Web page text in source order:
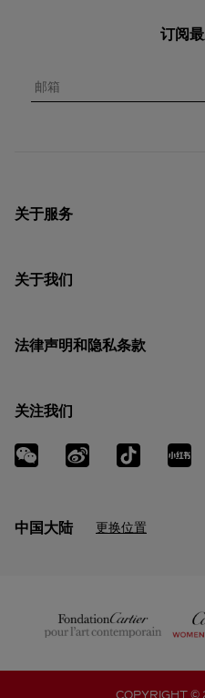
订阅
邮箱
关于服务
关于我们
法律声明和隐私条款
关注我们
中国大陆 更换位置
COPYRIGHT ©